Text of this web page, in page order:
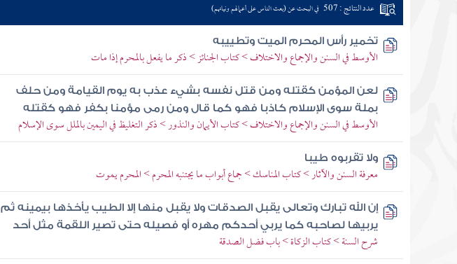
عدد النتائج : 507 في البحث عن (بعث الناس على أعمالهم ونياتهم)
تخمير رأس المحرم الميت وتطييبه
الأوسط في السنن والإجماع والاختلاف > كتاب الجنائز > ذكر ما يفعل بالمحرم إذا مات
لعن المؤمن كقتله ومن قتل نفسه بشيء عذب به يوم القيامة ومن حلف
بملة سوى الإسلام كاذبا فهو كما قال ومن رمى مؤمنا بكفر فهو كقتله
الأوسط في السنن والإجماع والاختلاف > كتاب الأيمان والنذور > ذكر التغليظ في اليمين بالملل سوى الإسلام
ولا تقربوه طيبا
معرفة السنن والآثار > كتاب المناسك > جماع أبواب ما يجتنبه المحرم > المحرم يموت
إن الله تبارك وتعالى يقبل الصدقات ولا يقبل منها إلا الطيب يأخذها بيمينه ثم
يربيها لصاحبه كما يربي أحدكم مهره أو فصيله حتى تصير اللقمة مثل أحد
شرح السنة > كتاب الزكاة > باب فضل الصدقة